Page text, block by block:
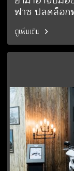
ฟาซ ปลดล็อก
ดูเพิ่มเติม